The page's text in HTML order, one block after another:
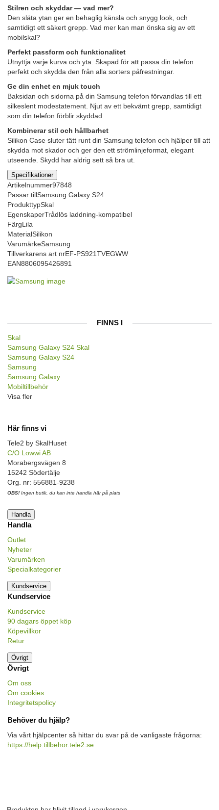
Stilren och skyddar — vad mer?
Den släta ytan ger en behaglig känsla och snygg look, och
samtidigt ett säkert grepp. Vad mer kan man önska sig av ett
mobilskal?
Perfekt passform och funktionalitet
Utnyttja varje kurva och yta. Skapad för att passa din telefon
perfekt och skydda den från alla sorters påfrestningar.
Ge din enhet en mjuk touch
Baksidan och sidorna på din Samsung telefon förvandlas till ett
silkeslent modestatement. Njut av ett bekvämt grepp, samtidigt
som din telefon förblir skyddad.
Kombinerar stil och hållbarhet
Silikon Case sluter tätt runt din Samsung telefon och hjälper till att
skydda mot skador och ger den ett strömlinjeformat, elegant
utseende. Skydd har aldrig sett så bra ut.
Specifikationer
Artikelnummer97848
Passar tillSamsung Galaxy S24
ProdukttypSkal
EgenskaperTrådlös laddning-kompatibel
FärgLila
MaterialSilikon
VarumärkeSamsung
Tillverkarens art nrEF-PS921TVEGWW
EAN8806095426891
FINNS I
Skal
Samsung Galaxy S24 Skal
Samsung Galaxy S24
Samsung
Samsung Galaxy
Mobiltillbehör
Visa fler
Här finns vi
Tele2 by SkalHuset
C/O Lowwi AB
Morabergsvägen 8
15242 Södertälje
Org. nr: 556881-9238
OBS! Ingen butik, du kan inte handla här på plats
Handla
Handla
Outlet
Nyheter
Varumärken
Specialkategorier
Kundservice
Kundservice
Kundservice
90 dagars öppet köp
Köpevillkor
Retur
Övrigt
Övrigt
Om oss
Om cookies
Integritetspolicy
Behöver du hjälp?
Via vårt hjälpcenter så hittar du svar på de vanligaste frågorna:
https://help.tillbehor.tele2.se